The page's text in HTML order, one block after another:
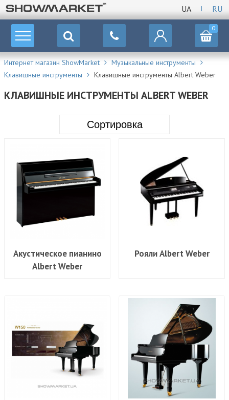
UA RU
0
Интернет магазин ShowMarket
Музыкальные инструменты
Клавишные инструменты
Клавишные инструменты Albert Weber
КЛАВИШНЫЕ ИНСТРУМЕНТЫ ALBERT WEBER
Сортировка
Акустическое пианино
Albert Weber
Рояли Albert Weber